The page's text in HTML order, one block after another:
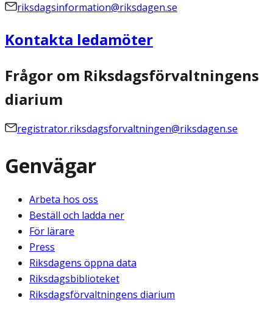
riksdagsinformation@riksdagen.se
Kontakta ledamöter
Frågor om Riksdagsförvaltningens
diarium
registrator.riksdagsforvaltningen@riksdagen.se
Genvägar
Arbeta hos oss
Beställ och ladda ner
För lärare
Press
Riksdagens öppna data
Riksdagsbiblioteket
Riksdagsförvaltningens diarium